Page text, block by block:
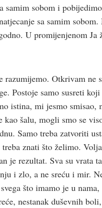
sobom i
sa samim
U promijenjenom
Otkrivam ne
Postoje samo susreti
istina, mi jesmo smisao,
šalu, mogli smo se
Samo treba zatvoriti
znati što želimo.
je rezultat. Sva su vrata
i zlo, a ne sreću i mir.
što imamo je u
nestanak duševnih